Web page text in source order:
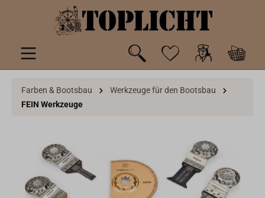
springen
Farben & Bootsbau
Werkzeuge für den Bootsbau
FEIN Werkzeuge